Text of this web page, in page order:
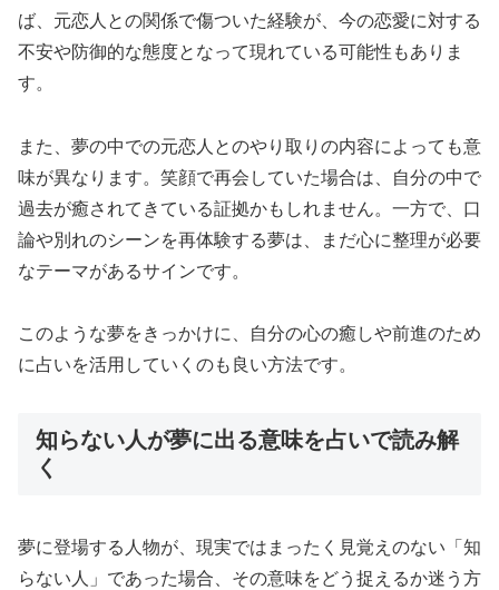
ば、元恋人との関係で傷ついた経験が、今の恋愛に対する
不安や防御的な態度となって現れている可能性もありま
す。
また、夢の中での元恋人とのやり取りの内容によっても意
味が異なります。笑顔で再会していた場合は、自分の中で
過去が癒されてきている証拠かもしれません。一方で、口
論や別れのシーンを再体験する夢は、まだ心に整理が必要
なテーマがあるサインです。
このような夢をきっかけに、自分の心の癒しや前進のため
に占いを活用していくのも良い方法です。
知らない人が夢に出る意味を占いで読み解
く
夢に登場する人物が、現実ではまったく見覚えのない「知
らない人」であった場合、その意味をどう捉えるか迷う方